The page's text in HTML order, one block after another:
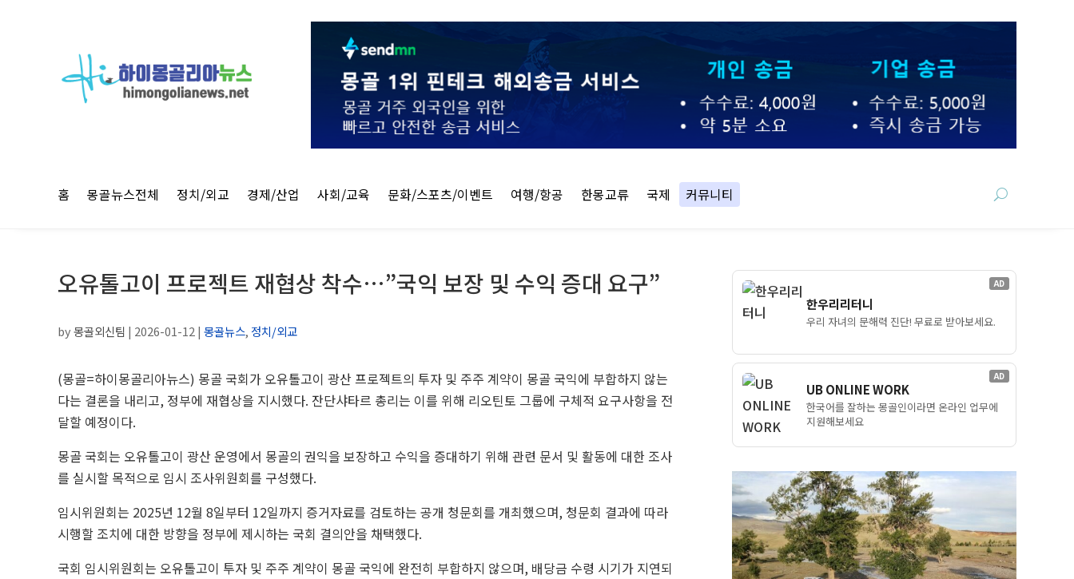
홈 몽골뉴스전체 정치/외교 경제/산업 사회/교육 문화/스포츠/이벤트 여행/항공 한몽교류 국제 커뮤니티
오유톨고이 프로젝트 재협상 착수…”국익 보장 및 수익 증대 요구”
by몽골외신팀 | 2026-01-12 | 몽골뉴스, 정치/외교
(몽골=하이몽골리아뉴스) 몽골 국회가 오유톨고이 광산 프로젝트의 투자 및 주주 계약이 몽골 국익에 부합하지 않는
다는 결론을 내리고, 정부에 재협상을 지시했다. 잔단샤타르 총리는 이를 위해 리오틴토 그룹에 구체적 요구사항을 전
달할 예정이다.
몽골 국회는 오유톨고이 광산 운영에서 몽골의 권익을 보장하고 수익을 증대하기 위해 관련 문서 및 활동에 대한 조사
를 실시할 목적으로 임시 조사위원회를 구성했다.
임시위원회는 2025년 12월 8일부터 12일까지 증거자료를 검토하는 공개 청문회를 개최했으며, 청문회 결과에 따라
시행할 조치에 대한 방향을 정부에 제시하는 국회 결의안을 채택했다.
국회 임시위원회는 오유톨고이 투자 및 주주 계약이 몽골 국익에 완전히 부합하지 않으며, 배당금 수령 시기가 지연되
AD
한우리리터니
우리 자녀의 문해력 진단! 무료로 받아보세요.
AD
UB ONLINE WORK
한국어를 잘하는 몽골인이라면 온라인 업무에
지원해보세요